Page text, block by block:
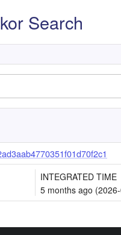
Search
INTEGRATED TIME
5 months ago